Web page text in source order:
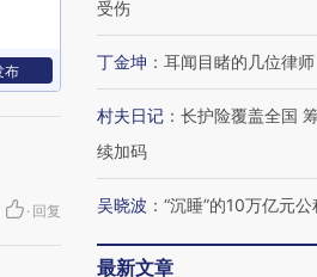
布
· 回复
受伤
丁金坤 ： 耳闻目睹的几位律师
村夫日记 ： 长护险覆盖全国
续加码
吴晓波 ： “沉睡”的10万亿元公
最新文章